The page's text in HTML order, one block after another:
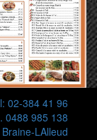
02-384 41 96
0488 985 138
LAlleud